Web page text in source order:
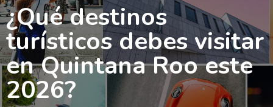
¿Qué destinos
turísticos debes visitar
en Quintana Roo este
2026?